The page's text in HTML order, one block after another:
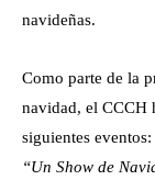
navideñas.
Como parte de la
navidad, el CCCH
siguientes
“Un Show de